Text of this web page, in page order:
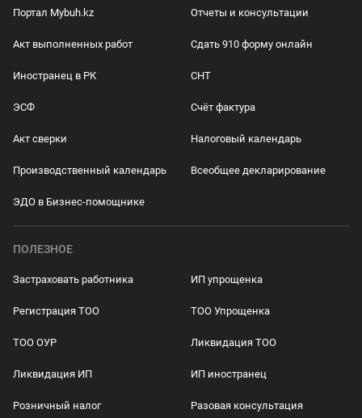
Портал Mybuh.kz Отчеты и консультации
Акт выполненных работ Сдать 910 форму онлайн
Иностранец в РК СНТ
ЭСФ Счёт фактура
Акт сверки Налоговый календарь
Производственный календарь Всеобщее декларирование
ЭДО в Бизнес-помощнике
ПОЛЕЗНОЕ
Застраховать работника ИП упрощенка
Регистрация ТОО ТОО Упрощенка
ТОО ОУР Ликвидация ТОО
Ликвидация ИП ИП иностранец
Розничный налог Разовая консультация